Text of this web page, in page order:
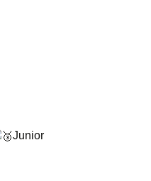
Junior